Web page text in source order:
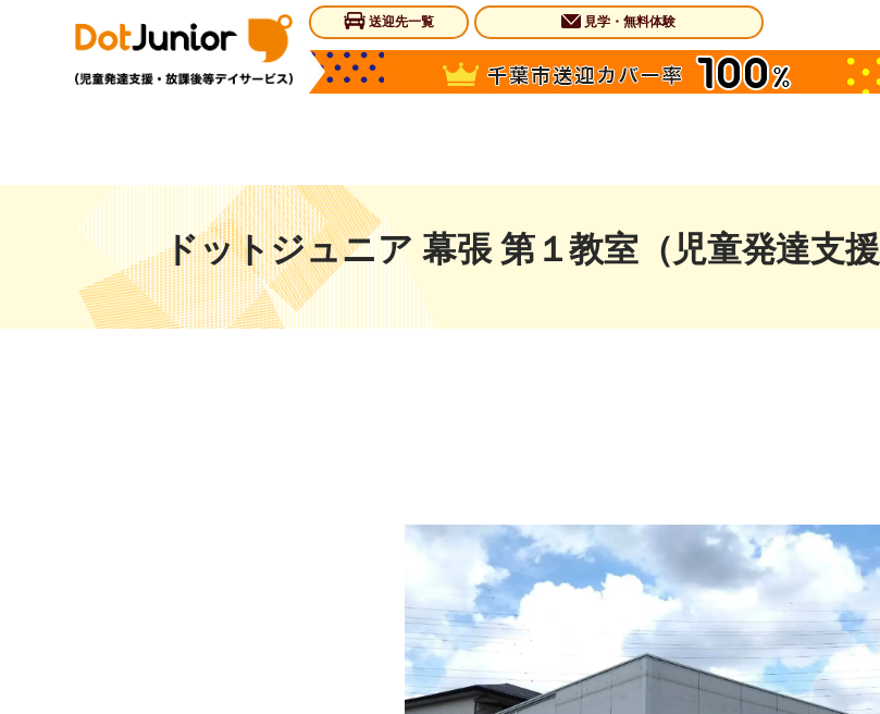
送迎先一覧 見学・無料体験
ドットジュニア 幕張 第１教室（児童発達支